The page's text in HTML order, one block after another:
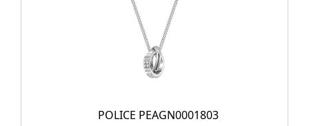
POLICE PEAGN0001803